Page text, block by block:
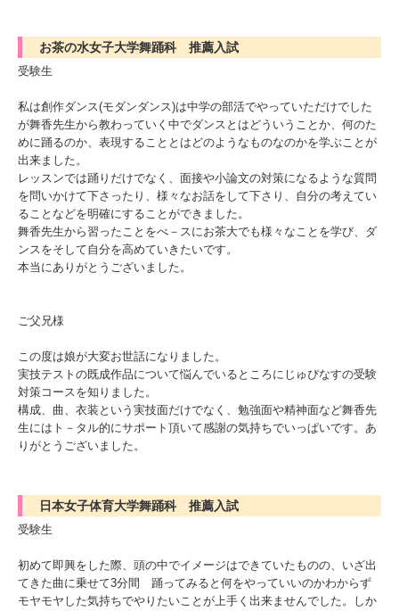
お茶の水女子大学舞踊科 推薦入試
受験生
私は創作ダンス(モダンダンス)は中学の部活でやっていただけでした
が舞香先生から教わっていく中でダンスとはどういうことか、何のた
めに踊るのか、表現することとはどのようなものなのかを学ぶことが
出来ました。
レッスンでは踊りだけでなく、面接や小論文の対策になるような質問
を問いかけて下さったり、様々なお話をして下さり、自分の考えてい
ることなどを明確にすることができました。
舞香先生から習ったことをべ－スにお茶大でも様々なことを学び、ダ
ンスをそして自分を高めていきたいです。
本当にありがとうございました。
ご父兄様
この度は娘が大変お世話になりました。
実技テストの既成作品について悩んでいるところにじゅぴなすの受験
対策コースを知りました。
構成、曲、衣装という実技面だけでなく、勉強面や精神面など舞香先
生にはト－タル的にサポート頂いて感謝の気持ちでいっぱいです。あ
りがとうございました。
日本女子体育大学舞踊科 推薦入試
受験生
初めて即興をした際、頭の中でイメージはできていたものの、いざ出
てきた曲に乗せて3分間 踊ってみると何をやっていいのかわからず
モヤモヤした気持ちでやりたいことが上手く出来ませんでした。しか